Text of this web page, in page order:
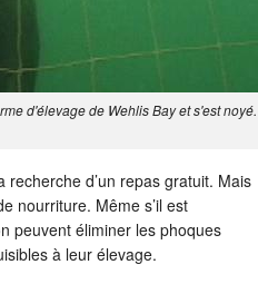
d'élevage de Wehlis Bay et s'est noyé.
recherche d’un repas gratuit. Mais
nourriture. Même s’il est
peuvent éliminer les phoques
à leur élevage.